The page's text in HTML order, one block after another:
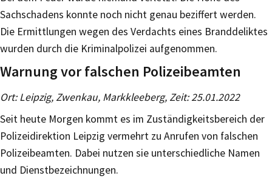
Sachschadens konnte noch nicht genau beziffert werden.
Die Ermittlungen wegen des Verdachts eines Branddeliktes
wurden durch die Kriminalpolizei aufgenommen.
Warnung vor falschen Polizeibeamten
Ort: Leipzig, Zwenkau, Markkleeberg, Zeit: 25.01.2022
Seit heute Morgen kommt es im Zuständigkeitsbereich der
Polizeidirektion Leipzig vermehrt zu Anrufen von falschen
Polizeibeamten. Dabei nutzen sie unterschiedliche Namen
und Dienstbezeichnungen.